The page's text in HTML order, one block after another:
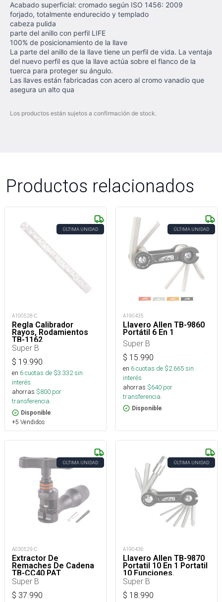
Acabado superficial: cromado según ISO 1456: 2009
forjado, totalmente endurecido y templado
cabeza pulida
parte del anillo con perfil LIFE
100% de posicionamiento de la llave
La parte del anillo de la llave tiene un perfil de vida. La ventaja
del nuevo perfil es que la llave actúa sobre el flanco de la
tuerca para proteger su ángulo.
Las llaves están fabricadas con acero al cromo vanadio que
asegura un alto qua
Los productos están sujetos a confirmación de stock.
Productos relacionados
ÚLTIMA UNIDAD
A100528-C
Regla Calibrador
Rayos, Rodamientos
TB-1162
Super B
$ 19.990
en 6cuotas de $3.332sin
interés
ahorras $800 por
transferencia.
Disponible
+5 Vendidos
ÚLTIMA UNIDAD
A190435
Llavero Allen TB-9860
Portátil 6 En 1
Super B
$ 15.990
en 6cuotas de $2.665sin
interés
ahorras $640 por
transferencia.
Disponible
ÚLTIMA UNIDAD
A030529-C
Extractor De
Remaches De Cadena
TB-CC40 PAT
Super B
$ 37.990
ÚLTIMA UNIDAD
A190436
Llavero Allen TB-9870
Portatil 10 En 1 Portatil
10 Funciones.
Super B
$ 18.990